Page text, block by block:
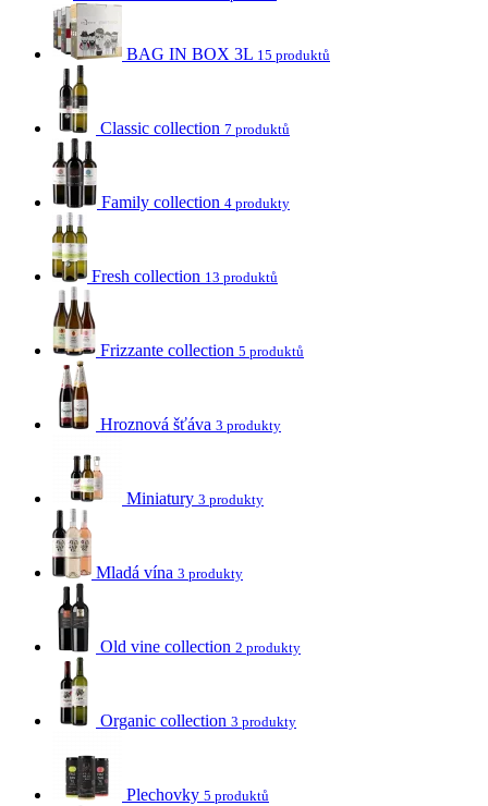
BAG IN BOX 3L 15 produktů
Classic collection 7 produktů
Family collection 4 produkty
Fresh collection 13 produktů
Frizzante collection 5 produktů
Hroznová šťáva 3 produkty
Miniatury 3 produkty
Mladá vína 3 produkty
Old vine collection 2 produkty
Organic collection 3 produkty
Plechovky 5 produktů